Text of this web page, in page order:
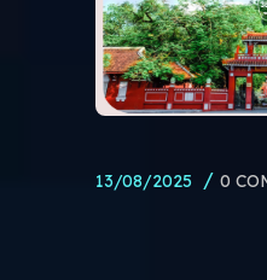
13/08/2025 0